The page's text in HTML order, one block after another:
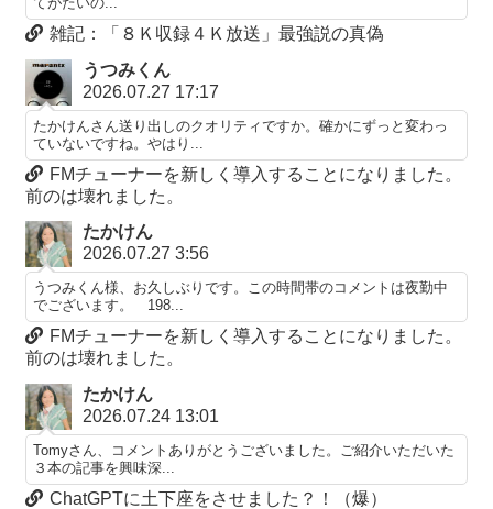
雑記：「８Ｋ収録４Ｋ放送」最強説の真偽
うつみくん
2026.07.27 17:17
たかけんさん送り出しのクオリティですか。確かにずっと変わっ
ていないですね。やはり...
FMチューナーを新しく導入することになりました。
前のは壊れました。
たかけん
2026.07.27 3:56
うつみくん様、お久しぶりです。この時間帯のコメントは夜勤中
でございます。 198...
FMチューナーを新しく導入することになりました。
前のは壊れました。
たかけん
2026.07.24 13:01
Tomyさん、コメントありがとうございました。ご紹介いただいた
３本の記事を興味深...
ChatGPTに土下座をさせました？！（爆）